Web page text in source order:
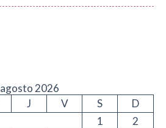
agosto 2026
J V S
D
1
2